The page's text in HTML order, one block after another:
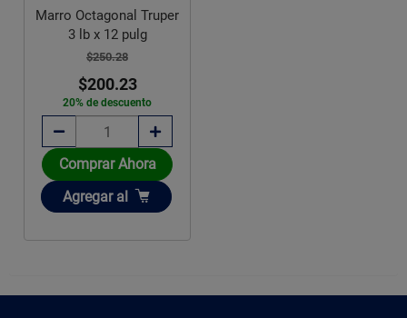
Marro Octagonal Truper
3 lb x 12 pulg
$250.28
$200.23
20% de descuento
Comprar Ahora
Añadir
Agregar al